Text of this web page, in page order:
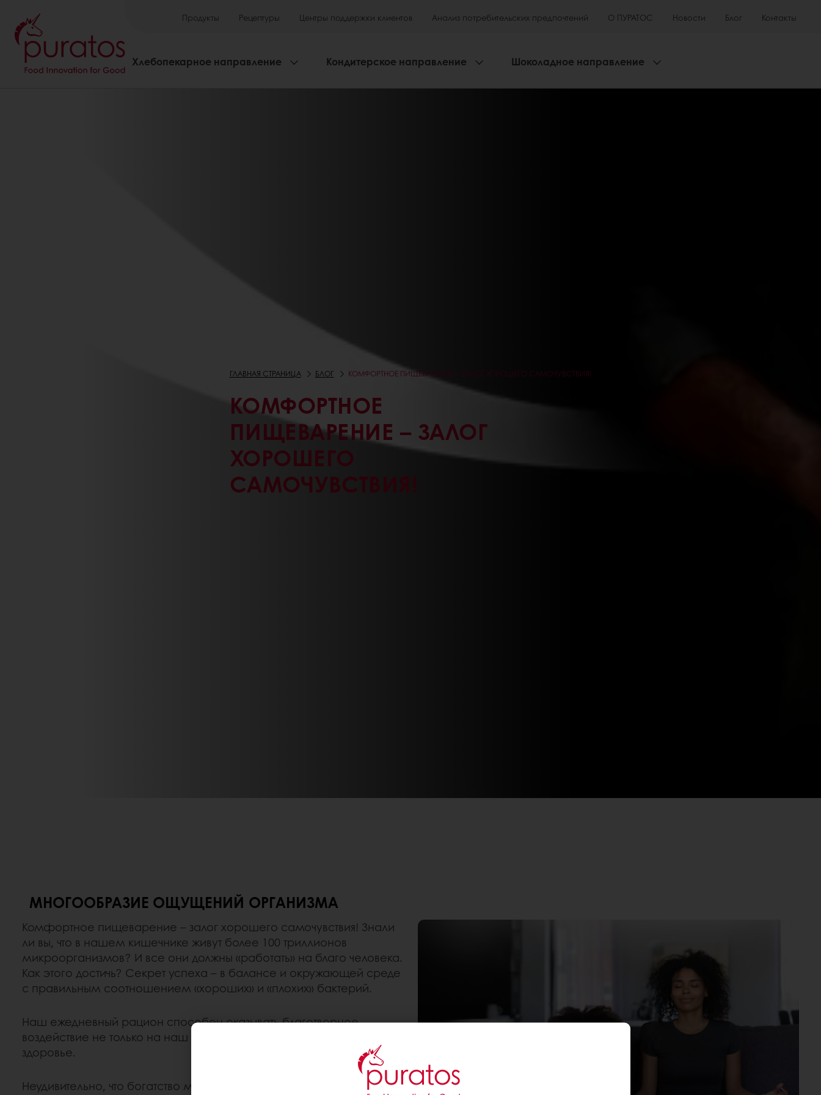
Продукты Рецептуры Центры поддержки клиентов Анализ потребительских предпочтений О ПУРАТОС Новости Блог Контакты
Хлебопекарное направление Кондитерское направление Шоколадное направление
ГЛАВНАЯ СТРАНИЦА БЛОГ КОМФОРТНОЕ ПИЩЕВАРЕНИЕ – ЗАЛОГ ХОРОШЕГО САМОЧУВСТВИЯ!
КОМФОРТНОЕ
ПИЩЕВАРЕНИЕ – ЗАЛОГ
ХОРОШЕГО
САМОЧУВСТВИЯ!
МНОГООБРАЗИЕ ОЩУЩЕНИЙ ОРГАНИЗМА
Комфортное пищеварение – залог хорошего самочувствия! Знали
ли вы, что в нашем кишечнике живут более 100 триллионов
микроорганизмов? И все они должны «работать» на благо человека.
Как этого достичь? Секрет успеха – в балансе и окружающей среде
с правильным соотношением «хороших» и «плохих» бактерий.
Наш ежедневный рацион способен оказывать благотворное
воздействие не только на наш иммунитет, но и на ментальное
здоровье.
Неудивительно, что богатство микроорганизмов внутри человека